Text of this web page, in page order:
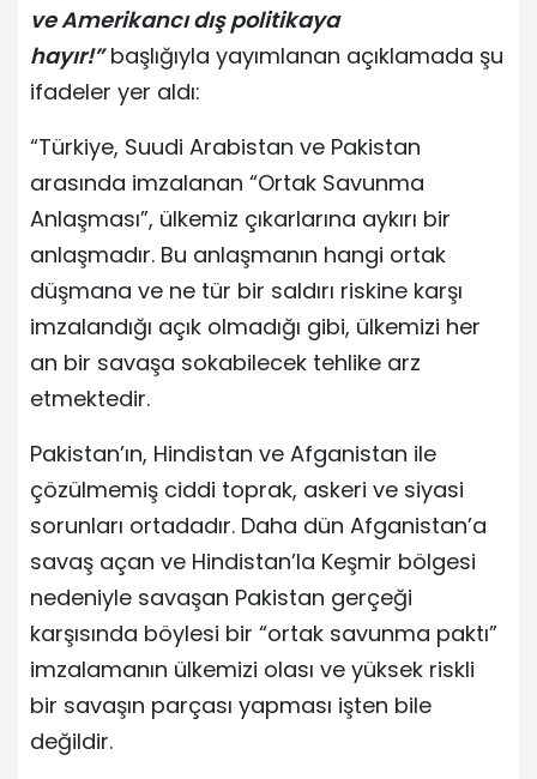
ve Amerikancı dış politikaya
hayır!”başlığıyla yayımlanan açıklamada şu
ifadeler yer aldı:
“Türkiye, Suudi Arabistan ve Pakistan
arasında imzalanan “Ortak Savunma
Anlaşması”, ülkemiz çıkarlarına aykırı bir
anlaşmadır. Bu anlaşmanın hangi ortak
düşmana ve ne tür bir saldırı riskine karşı
imzalandığı açık olmadığı gibi, ülkemizi her
an bir savaşa sokabilecek tehlike arz
etmektedir.
Pakistan’ın, Hindistan ve Afganistan ile
çözülmemiş ciddi toprak, askeri ve siyasi
sorunları ortadadır. Daha dün Afganistan’a
savaş açan ve Hindistan’la Keşmir bölgesi
nedeniyle savaşan Pakistan gerçeği
karşısında böylesi bir “ortak savunma paktı”
imzalamanın ülkemizi olası ve yüksek riskli
bir savaşın parçası yapması işten bile
değildir.